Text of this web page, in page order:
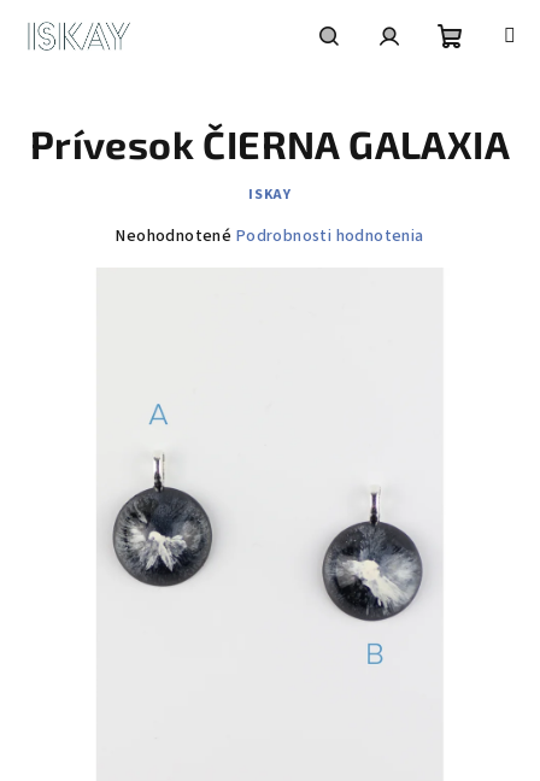
košík
Prívesok ČIERNA GALAXIA
ISKAY
Priemerné
hviezdičiek.
Neohodnotené Podrobnosti hodnotenia